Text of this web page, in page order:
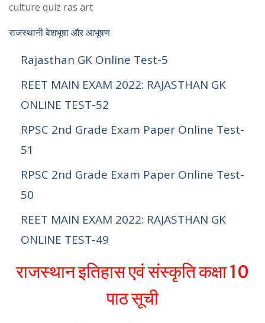
culture quiz ras art
राजस्थानी वेशभूषा और आभूषण
Rajasthan GK Online Test-5
REET MAIN EXAM 2022: RAJASTHAN GK
ONLINE TEST-52
RPSC 2nd Grade Exam Paper Online Test-
51
RPSC 2nd Grade Exam Paper Online Test-
50
REET MAIN EXAM 2022: RAJASTHAN GK
ONLINE TEST-49
राजस्थान इतिहास एवं संस्कृति कक्षा 10
पाठ सूची